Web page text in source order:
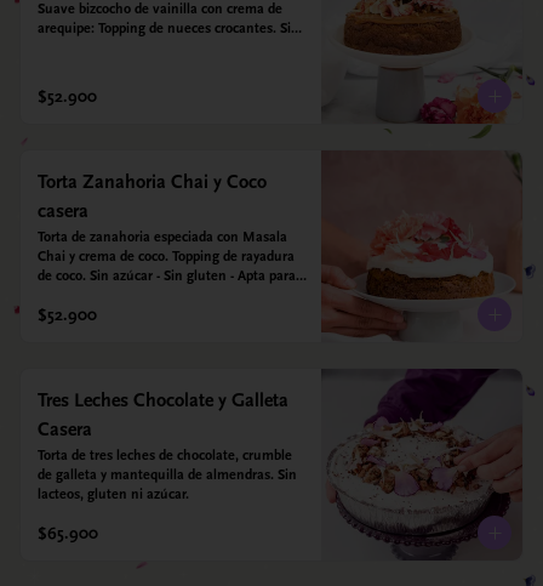
Suave bizcocho de vainilla con crema de
arequipe: Topping de nueces crocantes. Sin
Endulzada con estevia.
$52.900
Torta Zanahoria Chai y Coco
casera
Torta de zanahoria especiada con Masala
Chai y crema de coco. Topping de rayadura
de coco. Sin azúcar - Sin gluten - Apta para
y almendras. Endulzada con estevia.
$52.900
Tres Leches Chocolate y Galleta
Casera
Torta de tres leches de chocolate, crumble
de galleta y mantequilla de almendras. Sin
lacteos, gluten ni azúcar.
$65.900